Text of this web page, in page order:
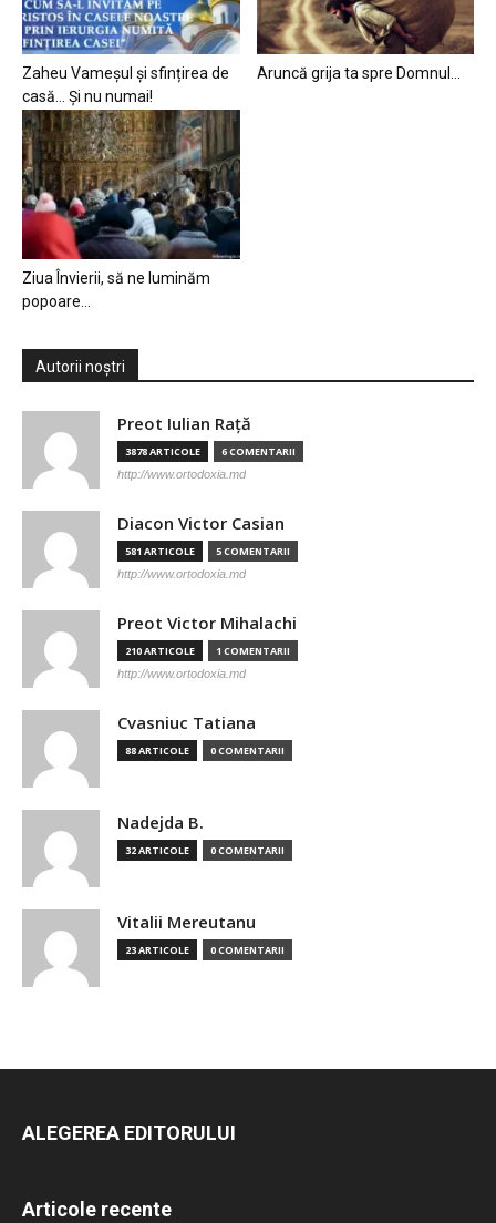
Zaheu Vameșul și sfințirea de
casă… Și nu numai!
Aruncă grija ta spre Domnul…
Ziua Învierii, să ne luminăm
popoare…
Autorii noștri
Preot Iulian Raţă
3878 ARTICOLE 6 COMENTARII
http://www.ortodoxia.md
Diacon Victor Casian
581 ARTICOLE 5 COMENTARII
http://www.ortodoxia.md
Preot Victor Mihalachi
210 ARTICOLE 1 COMENTARII
http://www.ortodoxia.md
Cvasniuc Tatiana
88 ARTICOLE 0 COMENTARII
Nadejda B.
32 ARTICOLE 0 COMENTARII
Vitalii Mereutanu
23 ARTICOLE 0 COMENTARII
ALEGEREA EDITORULUI
Articole recente